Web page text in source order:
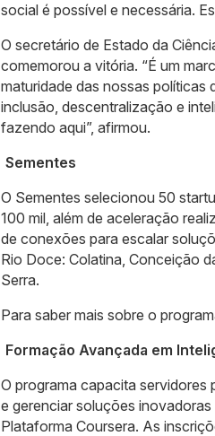
social é possível e necessária.
O secretário de Estado da
comemorou a vitória. “É um
maturidade das nossas
inclusão, descentralização e
fazendo aqui”, afirmou.
Sementes
O Sementes selecionou 50
100 mil, além de aceleração
de conexões para escalar
Rio Doce: Colatina, Conceição
Serra.
Para saber mais sobre o
Formação Avançada em
O programa capacita servidores
e gerenciar soluções
Plataforma Coursera. As